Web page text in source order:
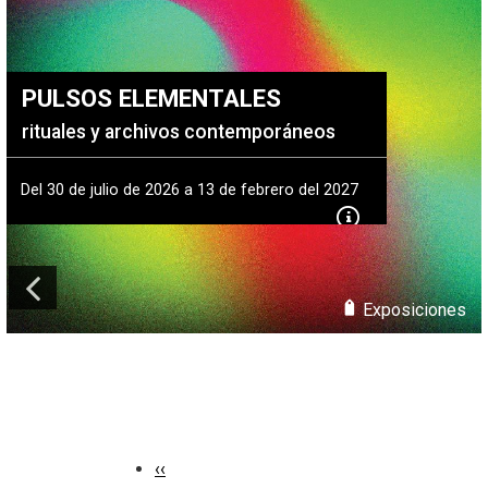
+ MESA
+ SALA
PULSOS ELEMENTALES
rituales y archivos contemporáneos
Del 30 de julio de 2026 a 13 de febrero del 2027
Exposiciones
Pagination
Previous
‹‹